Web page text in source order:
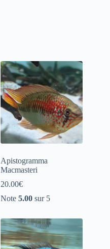
Apistogramma
Macmasteri
20.00€
Note5.00 sur 5